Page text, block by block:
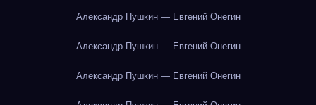
Александр Пушкин — Евгений Онегин
Александр Пушкин — Евгений Онегин
Александр Пушкин — Евгений Онегин